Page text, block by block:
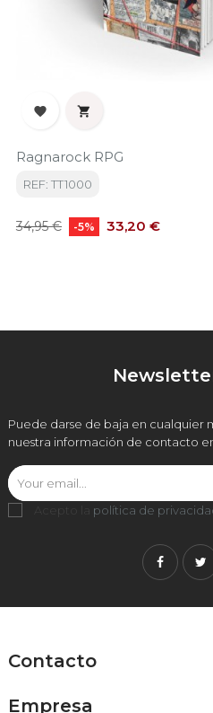
 
Ragnarock RPG
REF: TT1000
Precio
34,95 € -5% Precio
33,20 €
Puede darse de baja en cualquier
nuestra información de contacto
Acepto la política de
Contacto
Empresa